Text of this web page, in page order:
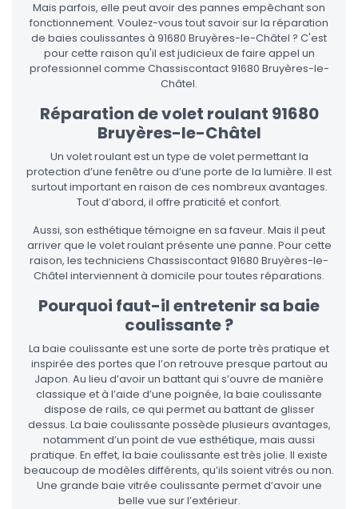
Mais parfois, elle peut avoir des pannes empêchant son
fonctionnement. Voulez-vous tout savoir sur la réparation
de baies coulissantes à 91680 Bruyères-le-Châtel ? C'est
pour cette raison qu'il est judicieux de faire appel un
professionnel comme Chassiscontact 91680 Bruyères-le-
Châtel.
Réparation de volet roulant 91680
Bruyères-le-Châtel
Un volet roulant est un type de volet permettant la
protection d’une fenêtre ou d’une porte de la lumière. Il est
surtout important en raison de ces nombreux avantages.
Tout d’abord, il offre praticité et confort.
Aussi, son esthétique témoigne en sa faveur. Mais il peut
arriver que le volet roulant présente une panne. Pour cette
raison, les techniciens Chassiscontact 91680 Bruyères-le-
Châtel interviennent à domicile pour toutes réparations.
Pourquoi faut-il entretenir sa baie
coulissante ?
La baie coulissante est une sorte de porte très pratique et
inspirée des portes que l’on retrouve presque partout au
Japon. Au lieu d’avoir un battant qui s’ouvre de manière
classique et à l’aide d’une poignée, la baie coulissante
dispose de rails, ce qui permet au battant de glisser
dessus. La baie coulissante possède plusieurs avantages,
notamment d’un point de vue esthétique, mais aussi
pratique. En effet, la baie coulissante est très jolie. Il existe
beaucoup de modèles différents, qu’ils soient vitrés ou non.
Une grande baie vitrée coulissante permet d’avoir une
belle vue sur l’extérieur.